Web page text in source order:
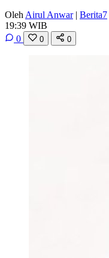
Oleh Airul Anwar | Berita7
19:39 WIB
0
0 0